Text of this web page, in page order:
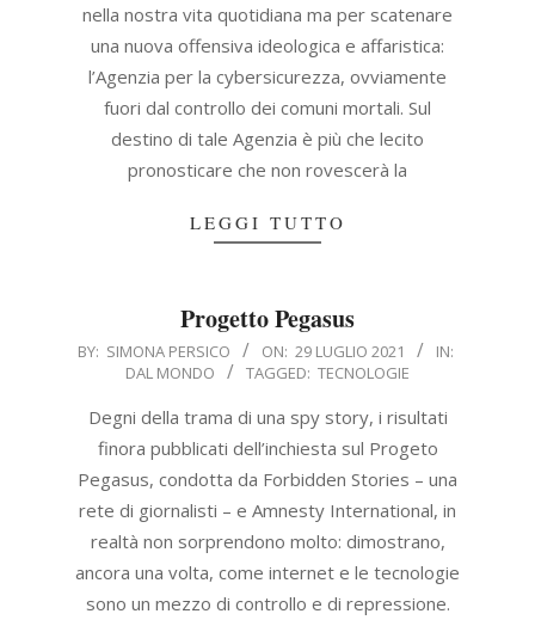
nella nostra vita quotidiana ma per scatenare
una nuova offensiva ideologica e affaristica:
l’Agenzia per la cybersicurezza, ovviamente
fuori dal controllo dei comuni mortali. Sul
destino di tale Agenzia è più che lecito
pronosticare che non rovescerà la
LEGGI TUTTO
Progetto Pegasus
2021-
29
BY: SIMONA PERSICO ON: 29 LUGLIO 2021
IN:
DAL MONDO
TAGGED: TECNOLOGIE
Degni della trama di una spy story, i risultati
finora pubblicati dell’inchiesta sul Progeto
Pegasus, condotta da Forbidden Stories – una
rete di giornalisti – e Amnesty International, in
realtà non sorprendono molto: dimostrano,
ancora una volta, come internet e le tecnologie
sono un mezzo di controllo e di repressione.